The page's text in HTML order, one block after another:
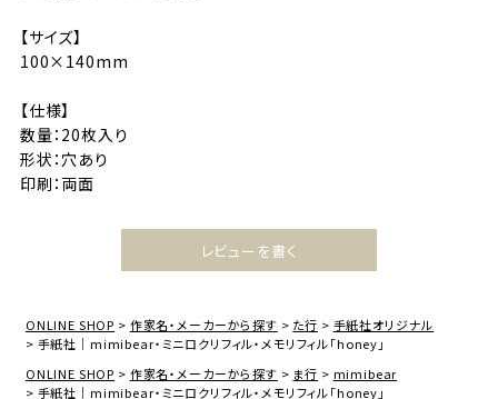
【サイズ】
100×140mm
【仕様】
数量：20枚入り
形状：穴あり
印刷：両面
レビューを書く
ONLINE SHOP 作家名・メーカーから探す た行
手紙社オリジナル
手紙社｜mimibear・ミニロクリフィル・メモリフィル「honey」
ONLINE SHOP
作家名・メーカーから探す ま行
mimibear
手紙社｜mimibear・ミニロクリフィル・メモリフィル「honey」